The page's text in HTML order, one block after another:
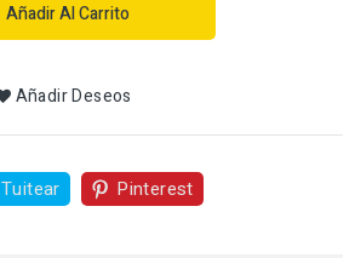
Añadir Al Carrito
Añadir Deseos
Tuitear Pinterest